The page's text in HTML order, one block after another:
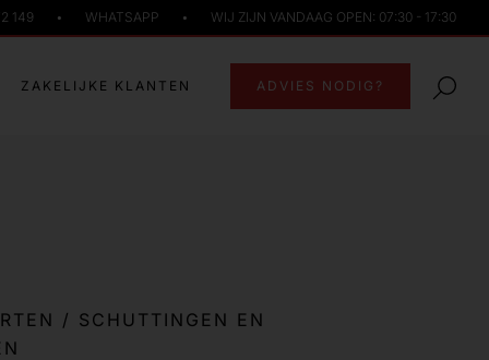
149 • WHATSAPP • WIJ ZIJN VANDAAG OPEN: 07:30 - 17:30
ZAKELIJKE KLANTEN ADVIES NODIG?
/ SCHUTTINGEN EN